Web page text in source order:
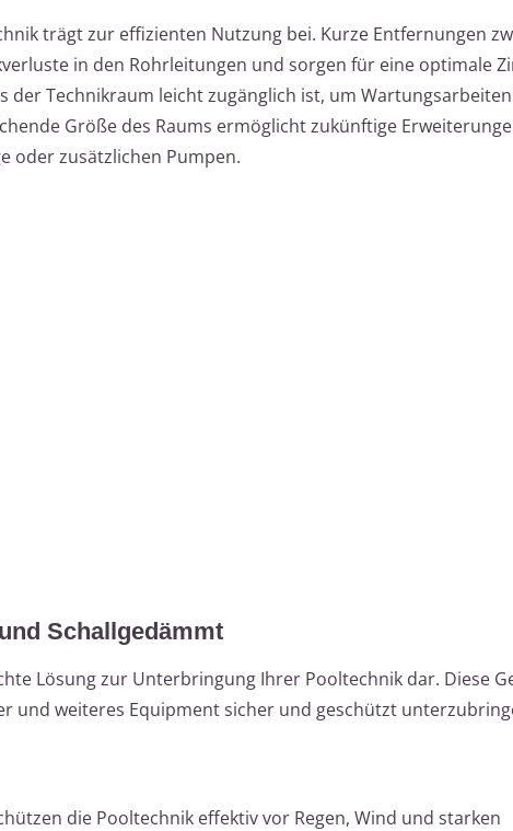
trägt zur effizienten Nutzung bei. Kurze Entfernungen
in den Rohrleitungen und sorgen für eine optimale
der Technikraum leicht zugänglich ist, um
Größe des Raums ermöglicht zukünftige
oder zusätzlichen Pumpen.
Schallgedämmt
Lösung zur Unterbringung Ihrer Pooltechnik dar. Diese
und weiteres Equipment sicher und geschützt
die Pooltechnik effektiv vor Regen, Wind und starken